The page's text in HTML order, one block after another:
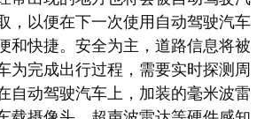
，以便在下一次使用自动驾驶汽车
和快捷。安全为主，道路信息将被
为完成出行过程，需要实时探测周
自动驾驶汽车上，加装的毫米波雷